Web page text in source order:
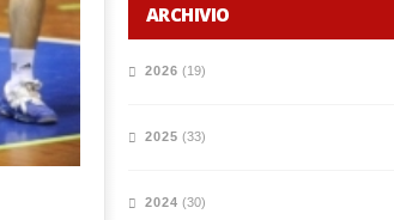
ARCHIVIO
2026 (19)
2025 (33)
2024 (30)